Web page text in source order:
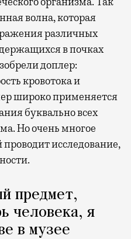
волна, которая
различных
в почках
доплер:
кровотока и
широко применяется
буквально всех
Но очень многое
проводит исследование,
предмет,
человека, я
в музее